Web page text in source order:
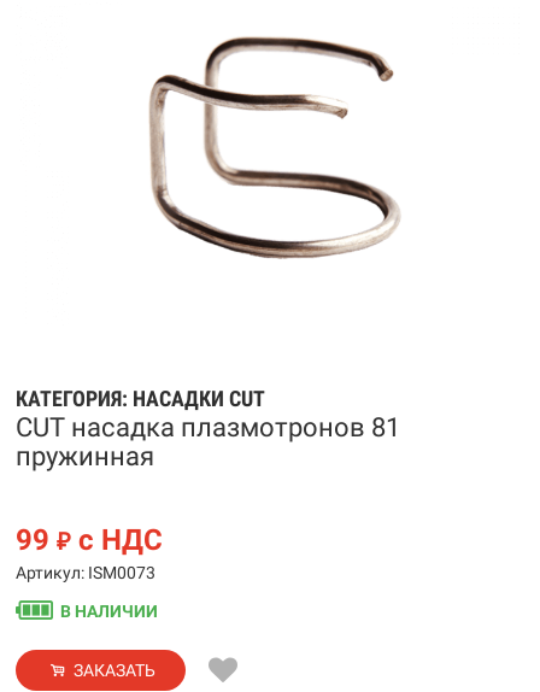
КАТЕГОРИЯ: НАСАДКИ CUT
CUT насадка плазмотронов 81
пружинная
99 ₽ с НДС
Артикул: ISM0073
В НАЛИЧИИ
ЗАКАЗАТЬ